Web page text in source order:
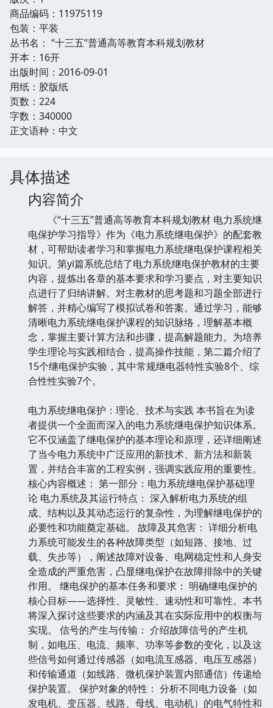
商品编码：11975119
包装：平装
丛书名： “十三五”普通高等教育本科规划教材
开本：16开
出版时间：2016-09-01
用纸：胶版纸
页数：224
字数：340000
正文语种：中文
具体描述
内容简介
《“十三五”普通高等教育本科规划教材 电力系统继
电保护学习指导》作为《电力系统继电保护》的配套教
材，可帮助读者学习和掌握电力系统继电保护课程相关
知识。第yi篇系统总结了电力系统继电保护教材的主要
内容，提炼出各章的基本要求和学习要点，对主要知识
点进行了归纳讲解。对主教材的思考题和习题全部进行
解答，并精心编写了模拟试卷和答案。通过学习，能够
清晰电力系统继电保护课程的知识脉络，理解基本概
念，掌握主要计算方法和步骤，提高解题能力。为培养
学生理论与实践相结合，提高操作技能，第二篇介绍了
15个继电保护实验，其中常规继电器特性实验8个、综
合性性实验7个。
电力系统继电保护：理论、技术与实践 本书旨在为读
者提供一个全面而深入的电力系统继电保护知识体系。
它不仅涵盖了继电保护的基本理论和原理，还详细阐述
了当今电力系统中广泛应用的新技术、新方法和新装
置，并结合丰富的工程实例，强调实践应用的重要性。
核心内容概述： 第一部分：电力系统继电保护基础理
论 电力系统及其运行特点： 深入解析电力系统的组
成、结构以及其动态运行的复杂性，为理解继电保护的
必要性和功能奠定基础。 故障及其危害： 详细分析电
力系统可能发生的各种故障类型（如短路、接地、过
载、失步等），阐述故障对设备、电网稳定性和人身安
全造成的严重危害，凸显继电保护在故障排除中的关键
作用。 继电保护的基本任务和要求： 明确继电保护的
核心目标——选择性、灵敏性、速动性和可靠性。本书
将深入探讨这些要求的内涵及其在实际应用中的权衡与
实现。 信号的产生与传输： 介绍故障信号的产生机
制，如电压、电流、频率、功率等参数的变化，以及这
些信号如何通过传感器（如电流互感器、电压互感器）
和传输通道（如线路、微机保护装置内部通信）传递给
保护装置。 保护对象的特性： 分析不同电力设备（如
发电机、变压器、线路、母线、电动机）的电气特性和